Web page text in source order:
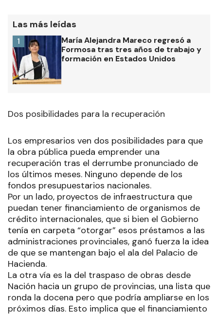
Las más leídas
María Alejandra Mareco regresó a
Formosa tras tres años de trabajo y
formación en Estados Unidos
1
Dos posibilidades para la recuperación
Los empresarios ven dos posibilidades para que
la obra pública pueda emprender una
recuperación tras el derrumbe pronunciado de
los últimos meses. Ninguno depende de los
fondos presupuestarios nacionales.
Por un lado, proyectos de infraestructura que
puedan tener financiamiento de organismos de
crédito internacionales, que si bien el Gobierno
tenía en carpeta “otorgar” esos préstamos a las
administraciones provinciales, ganó fuerza la idea
de que se mantengan bajo el ala del Palacio de
Hacienda.
La otra vía es la del traspaso de obras desde
Nación hacia un grupo de provincias, una lista que
ronda la docena pero que podría ampliarse en los
próximos días. Esto implica que el financiamiento